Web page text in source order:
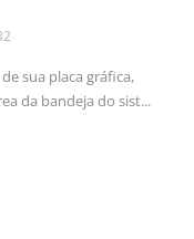
sua placa gráfica,
da bandeja do sist...